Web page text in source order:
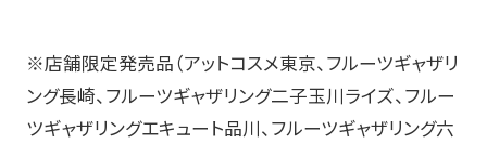
※店舗限定発売品​（アットコスメ東京、フルーツギャザリ
ング長崎、フルーツギャザリング二子玉川ライズ、フルー
ツギャザリングエキュート品川、フルーツギャザリング六